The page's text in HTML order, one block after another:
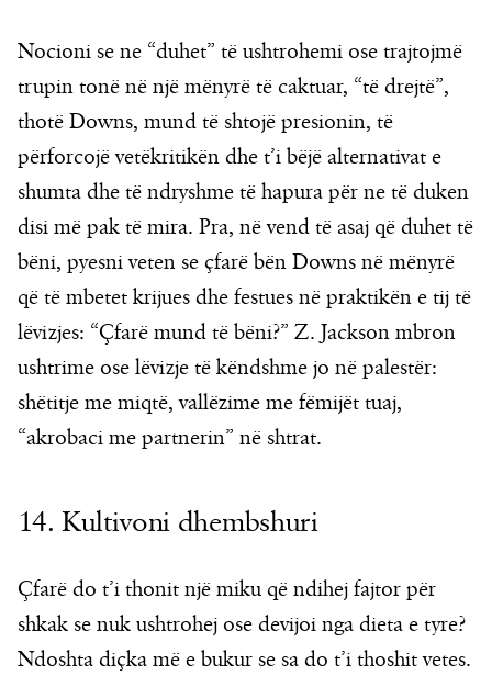
Nocioni se ne “duhet” të ushtrohemi ose trajtojmë
trupin tonë në një mënyrë të caktuar, “të drejtë”,
thotë Downs, mund të shtojë presionin, të
përforcojë vetëkritikën dhe t’i bëjë alternativat e
shumta dhe të ndryshme të hapura për ne të duken
disi më pak të mira. Pra, në vend të asaj që duhet të
bëni, pyesni veten se çfarë bën Downs në mënyrë
që të mbetet krijues dhe festues në praktikën e tij të
lëvizjes: “Çfarë mund të bëni?” Z. Jackson mbron
ushtrime ose lëvizje të këndshme jo në palestër:
shëtitje me miqtë, vallëzime me fëmijët tuaj,
“akrobaci me partnerin” në shtrat.
14. Kultivoni dhembshuri
Çfarë do t’i thonit një miku që ndihej fajtor për
shkak se nuk ushtrohej ose devijoi nga dieta e tyre?
Ndoshta diçka më e bukur se sa do t’i thoshit vetes.